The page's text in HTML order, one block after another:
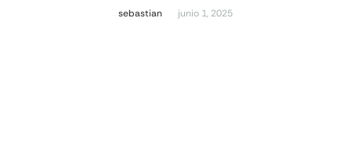
sebastian junio 1, 2025